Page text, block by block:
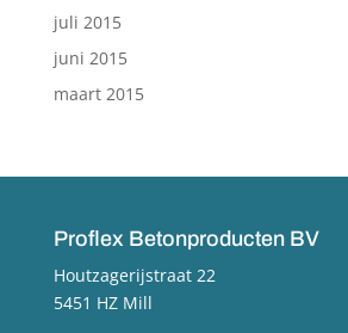
juli 2015
juni 2015
maart 2015
Proflex Betonproducten BV
Houtzagerijstraat 22
5451 HZ Mill